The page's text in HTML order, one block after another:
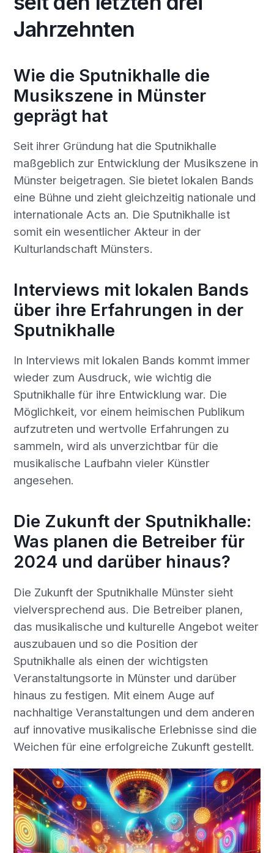
Jahrzehnten
Wie die Sputnikhalle die
Musikszene in Münster
geprägt hat
Seit ihrer Gründung hat die Sputnikhalle
maßgeblich zur Entwicklung der Musikszene in
Münster beigetragen. Sie bietet lokalen Bands
eine Bühne und zieht gleichzeitig nationale und
internationale Acts an. Die Sputnikhalle ist
somit ein wesentlicher Akteur in der
Kulturlandschaft Münsters.
Interviews mit lokalen Bands
über ihre Erfahrungen in der
Sputnikhalle
In Interviews mit lokalen Bands kommt immer
wieder zum Ausdruck, wie wichtig die
Sputnikhalle für ihre Entwicklung war. Die
Möglichkeit, vor einem heimischen Publikum
aufzutreten und wertvolle Erfahrungen zu
sammeln, wird als unverzichtbar für die
musikalische Laufbahn vieler Künstler
angesehen.
Die Zukunft der Sputnikhalle:
Was planen die Betreiber für
2024 und darüber hinaus?
Die Zukunft der Sputnikhalle Münster sieht
vielversprechend aus. Die Betreiber planen,
das musikalische und kulturelle Angebot weiter
auszubauen und so die Position der
Sputnikhalle als einen der wichtigsten
Veranstaltungsorte in Münster und darüber
hinaus zu festigen. Mit einem Auge auf
nachhaltige Veranstaltungen und dem anderen
auf innovative musikalische Erlebnisse sind die
Weichen für eine erfolgreiche Zukunft gestellt.